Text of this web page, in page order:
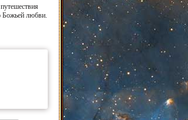
Божьей любви.